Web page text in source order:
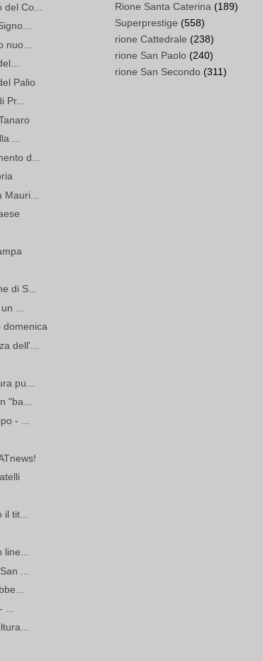
Co...
Palio
Pr...
...
d...
di S...
...
domenica
dell'...
pu...
"ba...
- ...
il tit...
line...
...
Rione Santa Caterina (189)
Superprestige (558)
rione Cattedrale (238)
rione San Paolo (240)
rione San Secondo (311)